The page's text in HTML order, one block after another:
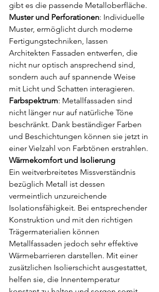
gibt es die passende Metalloberfläche.
Muster und Perforationen: Individuelle
Muster, ermöglicht durch moderne
Fertigungstechniken, lassen
Architekten Fassaden entwerfen, die
nicht nur optisch ansprechend sind,
sondern auch auf spannende Weise
mit Licht und Schatten interagieren.
Farbspektrum: Metallfassaden sind
nicht länger nur auf natürliche Töne
beschränkt. Dank beständiger Farben
und Beschichtungen können sie jetzt in
einer Vielzahl von Farbtönen erstrahlen.
Wärmekomfort und Isolierung
Ein weitverbreitetes Missverständnis
bezüglich Metall ist dessen
vermeintlich unzureichende
Isolationsfähigkeit. Bei entsprechender
Konstruktion und mit den richtigen
Trägermaterialien können
Metallfassaden jedoch sehr effektive
Wärmebarrieren darstellen. Mit einer
zusätzlichen Isolierschicht ausgestattet,
helfen sie, die Innentemperatur